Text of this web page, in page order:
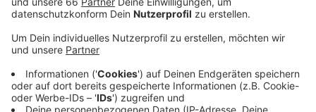
Anzeige
Ab Dienstag (6. April 2021) werden einzelne
Abschnitte der Reichswaldallee immer wieder
gesperrt. Die Straße wird drei Wochen lang saniert. In